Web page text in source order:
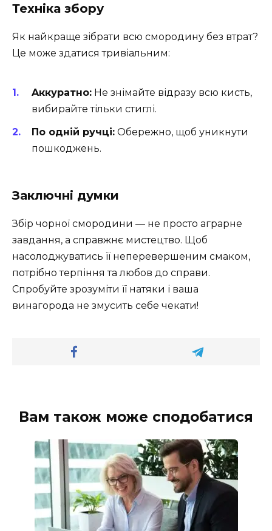
Техніка збору
Як найкраще зібрати всю смородину без втрат?
Це може здатися тривіальним:
Aккуратно: Не знімайте відразу всю кисть,
вибирайте тільки стиглі.
По одній ручці: Обережно, щоб уникнути
пошкоджень.
Заключні думки
Збір чорної смородини — не просто аграрне
завдання, а справжнє мистецтво. Щоб
насолоджуватись її неперевершеним смаком,
потрібно терпіння та любов до справи.
Спробуйте зрозуміти її натяки і ваша
винагорода не змусить себе чекати!
Вам також може сподобатися